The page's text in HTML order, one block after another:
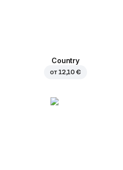
Country
от 12,10 €